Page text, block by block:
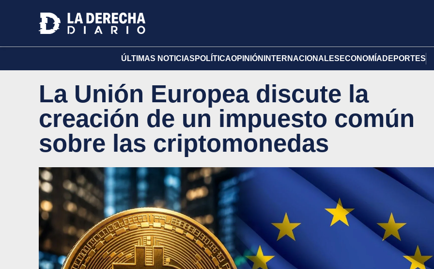
ÚLTIMAS NOTICIAS POLÍTICAOPINIÓN INTERNACIONALES ECONOMÍA DEPORTES
La Unión Europea discute la
creación de un impuesto común
sobre las criptomonedas